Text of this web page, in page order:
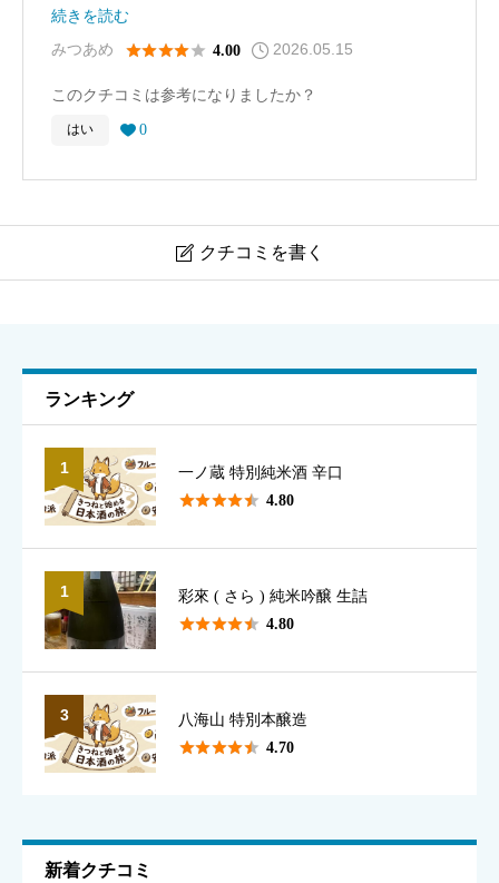
でまとまるため、食中酒としても優秀。冷酒で飲むとフ
レッシュな風味が際立ちます。
続きを読む
みつあめ  4.00 2026.05.15
このクチコミは参考になりましたか？
はい  0
 クチコミを書く
表示名として使用されます（本名でなくて構いません）
香り
味のわかりやすさ
ランキング
1 一ノ蔵 特別純米酒 辛口
 4.80
1 彩來 ( さら ) 純米吟醸 生詰
 4.80
3 八海山 特別本醸造
 4.70
新着クチコミ